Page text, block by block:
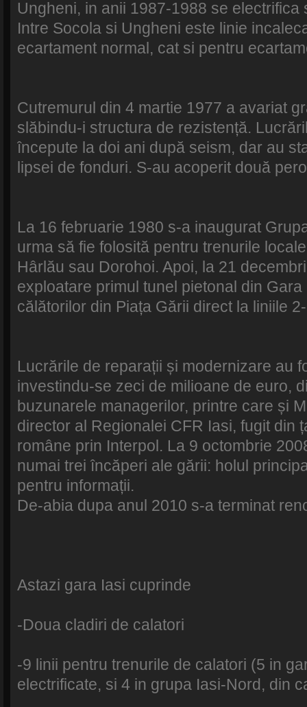
Ungheni, in anii 1987-1988 se
Intre Socola si Ungheni este linie
ecartament normal, cat si pentru
Cutremurul din 4 martie 1977 a avariat
slăbindu-i structura de rezistență.
începute la doi ani după seism, dar au
lipsei de fonduri. S-au acoperit două
La 16 februarie 1980 s-a inaugurat
urma să fie folosită pentru trenurile
Hârlău sau Dorohoi. Apoi, la 21
exploatare primul tunel pietonal din
călătorilor din Piața Gării direct la liniile
Lucrările de reparații și modernizare au
investindu-se zeci de milioane de euro,
buzunarele managerilor, printre care și
director al Regionalei CFR Iasi, fugit din
române prin Interpol. La 9 octombrie
numai trei încăperi ale gării: holul
pentru informații.
De-abia dupa anul 2010 s-a terminat
Astazi gara Iasi cuprinde
-Doua cladiri de calatori
-9 linii pentru trenurile de calatori (5 in
electrificate, si 4 in grupa Iasi-Nord, din